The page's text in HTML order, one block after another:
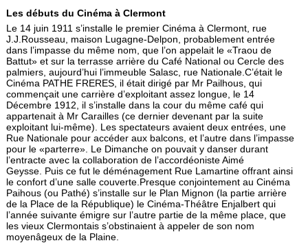
Les débuts du Cinéma à Clermont
Le 14 juin 1911 s’installe le premier Cinéma à Clermont, rue
J.J.Rousseau, maison Lugagne-Delpon, probablement entrée
dans l’impasse du même nom, que l’on appelait le «Traou de
Battut» et sur la terras­se arrière du Café National ou Cercle des
palmiers, aujourd’hui l’immeuble Salasc, rue Nationale.C’était le
Cinéma PATHE FRERES, il était dirigé par Mr Pailhous, qui
commençait une carrière d’exploitant assez longue, le 14
Décembre 1912, il s’installe dans la cour du même café qui
appartenait à Mr Carailles (ce dernier devenant par la suite
exploitant lui-même). Les spectateurs avaient deux entrées, une
Rue Nationale pour accéder aux balcons, et l’autre dans l’impasse
pour le «parterre». Le Dimanche on pouvait y danser durant
l’entracte avec la collaboration de l’accordéoniste Aimé
Geysse. Puis ce fut le déménagement Rue Lamartine offrant ainsi
le confort d’une salle couverte.Presque conjointement au Cinéma
Paihous (ou Pathé) s’installe sur le Plan Mignon (la partie arrière
de la Place de la République) le Cinéma-Théâtre Enjalbert qui
l’année suivante émigre sur l’autre partie de la même place, que
les vieux Clermontais s’obstinaient à appeler de son nom
moyenâgeux de la Plaine.